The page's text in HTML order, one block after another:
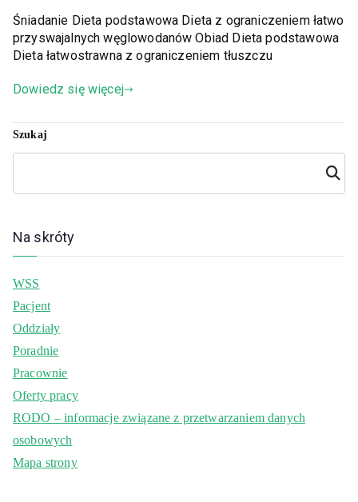
Śniadanie Dieta podstawowa Dieta z ograniczeniem łatwo
przyswajalnych węglowodanów Obiad Dieta podstawowa
Dieta łatwostrawna z ograniczeniem tłuszczu
Dowiedz się więcej
Szukaj
Szuka
j
Na skróty
WSS
Pacjent
Oddziały
Poradnie
Pracownie
Oferty pracy
RODO – informacje związane z przetwarzaniem danych
osobowych
Mapa strony